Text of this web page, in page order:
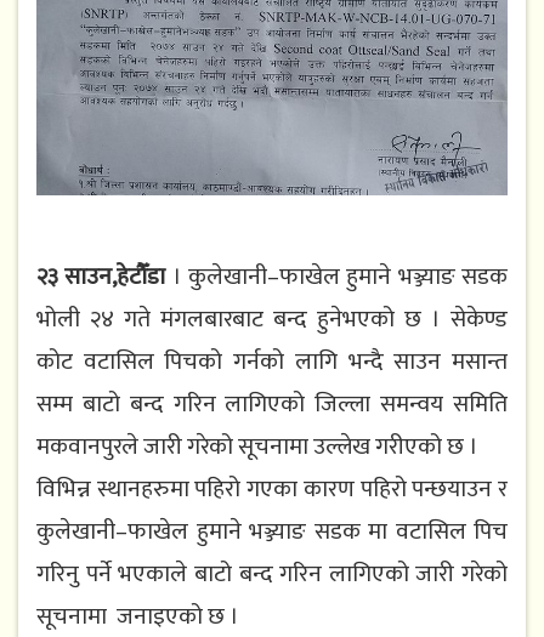
२३ साउन,हेटौँडा। कुलेखानी–फाखेल हुमाने भञ्ज्याङ सडक
भोली २४ गते मंगलबारबाट बन्द हुनेभएको छ । सेकेण्ड
कोट वटासिल पिचको गर्नको लागि भन्दै साउन मसान्त
सम्म बाटो बन्द गरिन लागिएको जिल्ला समन्वय समिति
मकवानपुरले जारी गरेको सूचनामा उल्लेख गरीएको छ ।
विभिन्न स्थानहरुमा पहिरो गएका कारण पहिरो पन्छयाउन र
कुलेखानी–फाखेल हुमाने भञ्ज्याङ सडक मा वटासिल पिच
गरिनु पर्ने भएकाले बाटो बन्द गरिन लागिएको जारी गरेको
सूचनामा जनाइएको छ ।